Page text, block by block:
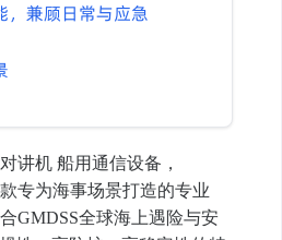
，兼顾日常与应急
讲机 船用通信设备，
专为海事场景打造的专业
GMDSS全球海上遇险与安